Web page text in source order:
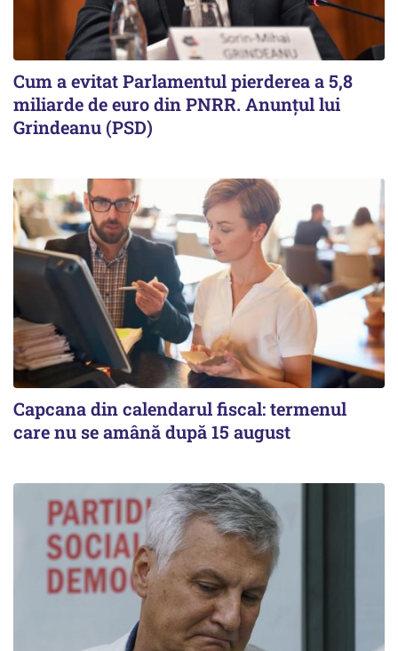
Cum a evitat Parlamentul pierderea a 5,8
miliarde de euro din PNRR. Anunțul lui
Grindeanu (PSD)
Capcana din calendarul fiscal: termenul
care nu se amână după 15 august